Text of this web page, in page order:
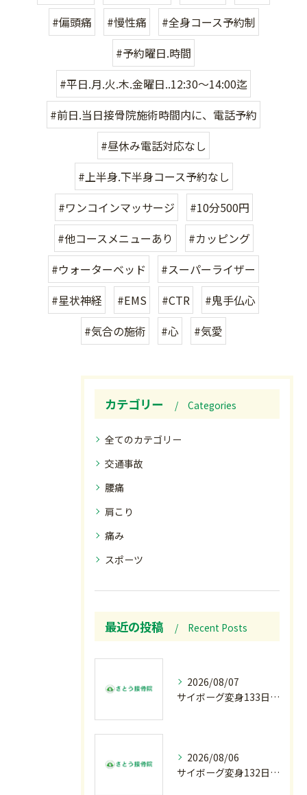
#偏頭痛
#慢性痛
#全身コース予約制
#予約曜日.時間
#平日.月.火.木.金曜日..12:30〜14:00迄
#前日.当日接骨院施術時間内に、電話予約
#昼休み電話対応なし
#上半身.下半身コース予約なし
#ワンコインマッサージ
#10分500円
#他コースメニューあり
#カッピング
#ウォーターベッド
#スーパーライザー
#星状神経
#EMS #CTR
#鬼手仏心
#気合の施術
#心 #気愛
カテゴリー Categories
全てのカテゴリー
交通事故
腰痛
肩こり
痛み
スポーツ
最近の投稿 Recent Posts
2026/08/07
サイボーグ変身133日目.広島.原爆.81年.インターハイ初日.金曜の朝〜
2026/08/06
サイボーグ変身132日目.お知らせ.和歌山.インターハイ.柔道開幕…木曜の朝〜